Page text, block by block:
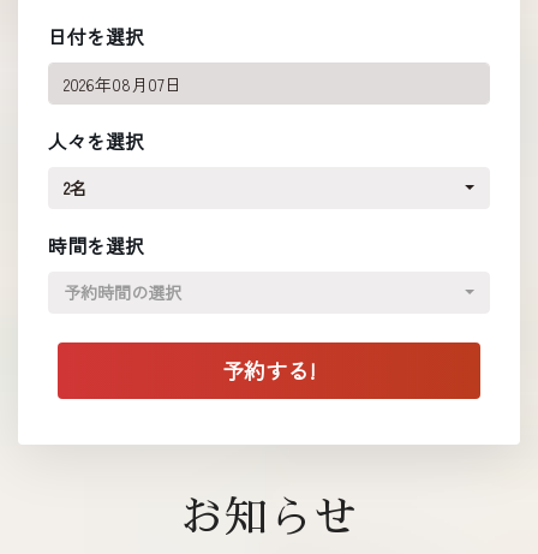
日付を選択
人々を選択
2名
時間を選択
予約時間の選択
お知らせ